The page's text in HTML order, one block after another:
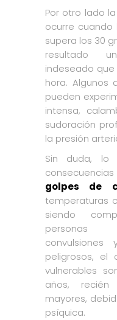
Por otro lado la
ocurre
supera los 30
resultado
indeseado
hora. Algunos
pueden
intensa,
sudoración
la presión
Sin duda, lo
golpes de
temperaturas
siendo
personas
peligrosos, el
vulnerables
años,
mayores,
psíquica.